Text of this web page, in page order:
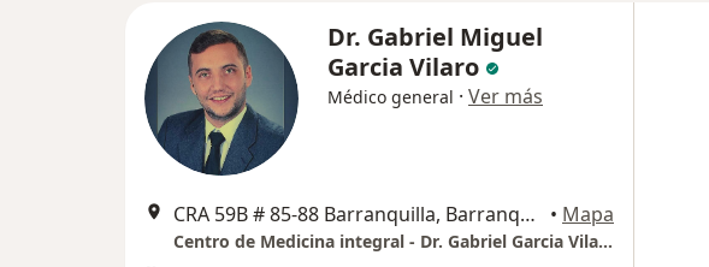
Dr. Gabriel Miguel
Garcia Vilaro
Médico general · Ver más
CRA 59B # 85-88 Barranquilla, Barranquilla • Mapa
Centro de Medicina integral - Dr. Gabriel Garcia Vilaro